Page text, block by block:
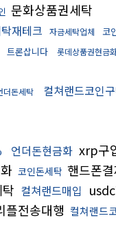
문화상품권세탁
재테크 자금세탁업체 코
트론삽니다 롯데상품권현금
더돈세탁 컬쳐랜드코인
언더돈현금화 xrp구
코인돈세탁 핸드폰
컬쳐랜드매입
플전송대행 컬쳐랜드